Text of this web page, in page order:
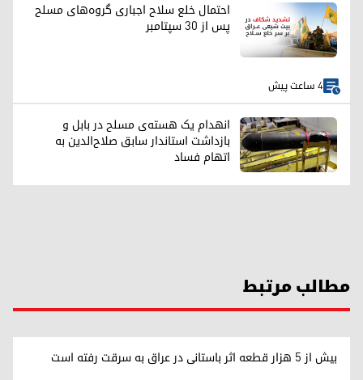
احتمال خلع سلاح اجباری گروه‌های مسلح
پس از ۳۰ سپتامبر
4 ساعت پیش
انهدام یک هسته‌ی مسلح در بابل و
بازداشت استاندار سابق صلاح‌الدین به
اتهام فساد
مطالب مرتبط
بیش از ۵ هزار قطعه اثر باستانی در عراق به سرقت رفته است